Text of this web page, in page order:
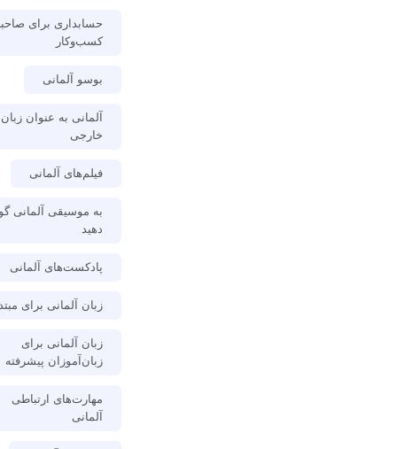
حسابداری برای
کسب‌وکار
بوسو آلمانی
آلمانی به عنوان زبان
خارجی
فیلم‌های آلمانی
به موسیقی آلمانی
دهید
پادکست‌های آلمانی
زبان آلمانی برای
زبان آلمانی برای
زبان‌آموزان پیشرفته
مهارت‌های ارتباطی
آلمانی